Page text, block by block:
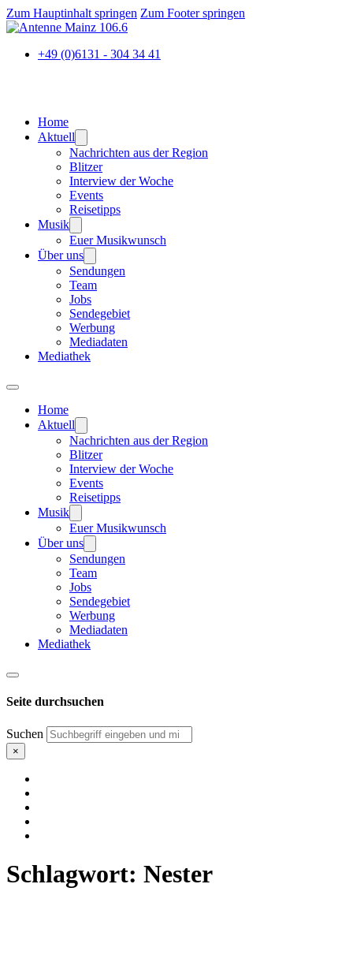
Zum Hauptinhalt springen Zum Footer springen
+49 (0)6131 - 304 34 41
Home
Aktuell
Nachrichten aus der Region
Blitzer
Interview der Woche
Events
Reisetipps
Musik
Euer Musikwunsch
Über uns
Sendungen
Team
Jobs
Sendegebiet
Werbung
Mediadaten
Mediathek
Home
Aktuell
Nachrichten aus der Region
Blitzer
Interview der Woche
Events
Reisetipps
Musik
Euer Musikwunsch
Über uns
Sendungen
Team
Jobs
Sendegebiet
Werbung
Mediadaten
Mediathek
Seite durchsuchen
Suchen
×
Schlagwort: Nester